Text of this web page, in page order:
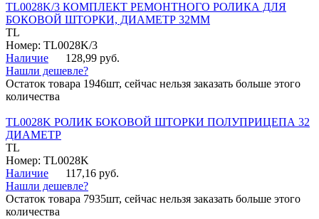
TL0028K/3 КОМПЛЕКТ РЕМОНТНОГО РОЛИКА ДЛЯ
БОКОВОЙ ШТОРКИ, ДИАМЕТР 32ММ
TL
Номер: TL0028K/3
Наличие
128,99 руб.
Нашли дешевле?
Остаток товара 1946шт, сейчас нельзя заказать больше этого
количества
TL0028K РОЛИК БОКОВОЙ ШТОРКИ ПОЛУПРИЦЕПА 32
ДИАМЕТР
TL
Номер: TL0028K
Наличие
117,16 руб.
Нашли дешевле?
Остаток товара 7935шт, сейчас нельзя заказать больше этого
количества